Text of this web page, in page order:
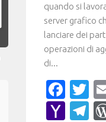
quando si
server grafico
lanciare dei
operazioni di
di...